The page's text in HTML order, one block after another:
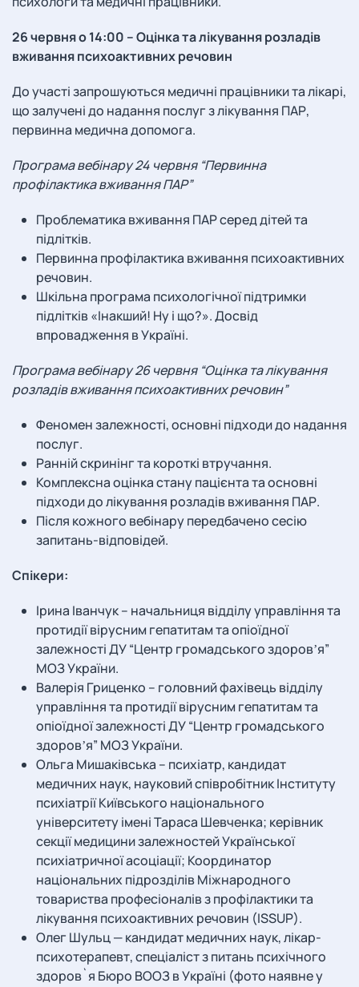
26 червня о 14:00 – Оцінка та лікування розладів
вживання психоактивних речовин
До участі запрошуються медичні працівники та лікарі,
що залучені до надання послуг з лікування ПАР,
первинна медична допомога.
Програма вебінару 24 червня “Первинна
профілактика вживання ПАР”
Проблематика вживання ПАР серед дітей та
підлітків.
Первинна профілактика вживання психоактивних
речовин.
Шкільна програма психологічної підтримки
підлітків «Інакший! Ну і що?». Досвід
впровадження в Україні.
Програма вебінару 26 червня “Оцінка та лікування
розладів вживання психоактивних речовин”
Феномен залежності, основні підходи до надання
послуг.
Ранній скринінг та короткі втручання.
Комплексна оцінка стану пацієнта та основні
підходи до лікування розладів вживання ПАР.
Після кожного вебінару передбачено сесію
запитань-відповідей.
Спікери:
Ірина Іванчук – начальниця відділу управління та
протидії вірусним гепатитам та опіоїдної
залежності ДУ “Центр громадського здоровʼя”
МОЗ України.
Валерія Гриценко – головний фахівець відділу
управління та протидії вірусним гепатитам та
опіоїдної залежності ДУ “Центр громадського
здоровʼя” МОЗ України.
Ольга Мишаківська – психіатр, кандидат
медичних наук, науковий співробітник Інституту
психіатрії Київського національного
університету імені Тараса Шевченка; керівник
секції медицини залежностей Української
психіатричної асоціації; Координатор
національних підрозділів Міжнародного
товариства професіоналів з профілактики та
лікування психоактивних речовин (ISSUP).
Олег Шульц — кандидат медичних наук, лікар-
психотерапевт, спеціаліст з питань психічного
здоров`я Бюро ВООЗ в Україні (фото наявне у